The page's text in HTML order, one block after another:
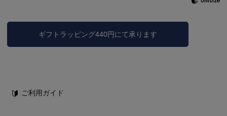
ギフトラッピング440円にて承ります
ご利用ガイド